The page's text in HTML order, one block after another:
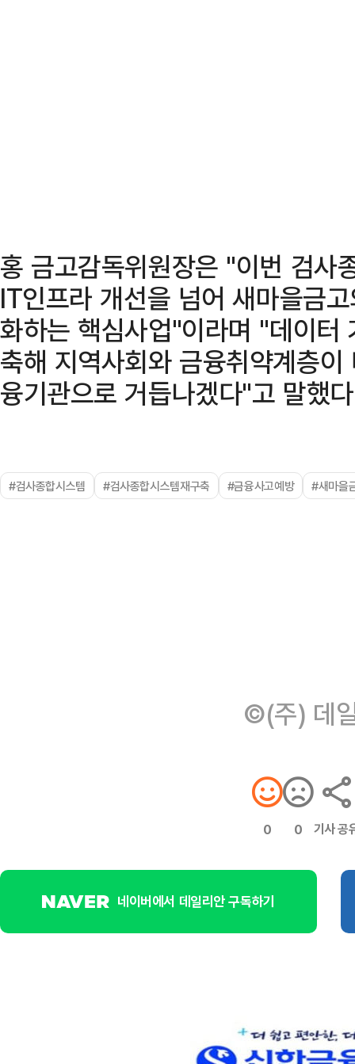
홍 금고감독위원장은 "이번 검사
IT인프라 개선을 넘어 새마을금
화하는 핵심사업"이라며 "데이터
축해 지역사회와 금융취약계층
융기관으로 거듭나겠다"고 말했
#검사종합시스템 #검사종합시스템재구축 #금융사고예방 #새마을
©(주) 데
0 0 기사 공
네이버에서 데일리안 구독하기